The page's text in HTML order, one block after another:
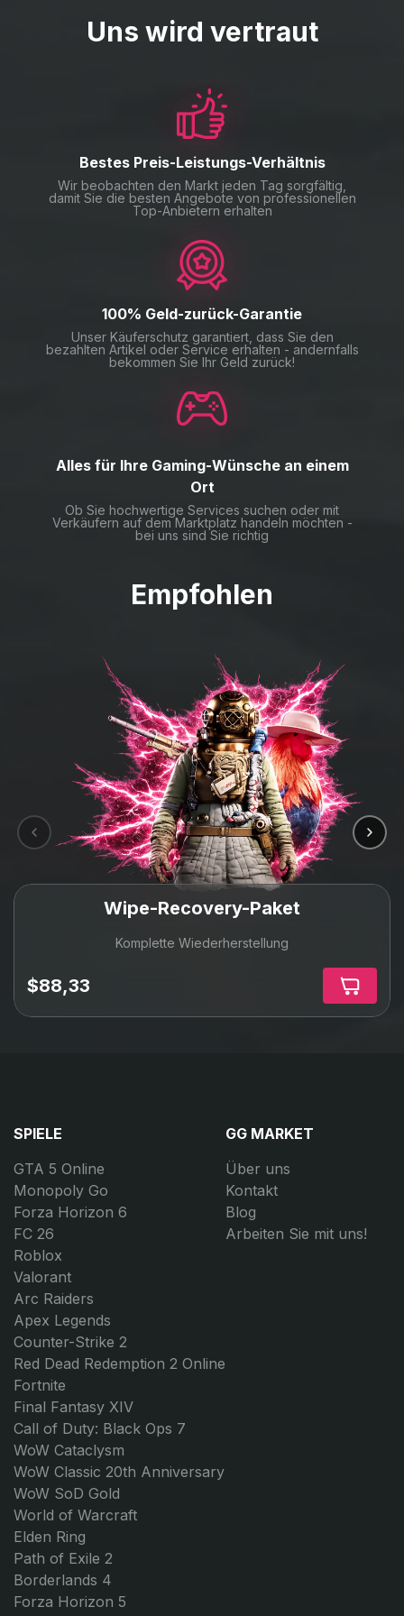
Uns wird vertraut
Bestes Preis-Leistungs-Verhältnis
Wir beobachten den Markt jeden Tag sorgfältig,
damit Sie die besten Angebote von professionellen
Top-Anbietern erhalten
100% Geld-zurück-Garantie
Unser Käuferschutz garantiert, dass Sie den
bezahlten Artikel oder Service erhalten - andernfalls
bekommen Sie Ihr Geld zurück!
Alles für Ihre Gaming-Wünsche an einem
Ort
Ob Sie hochwertige Services suchen oder mit
Verkäufern auf dem Marktplatz handeln möchten -
bei uns sind Sie richtig
Empfohlen
Wipe-Recovery-Paket
Komplette Wiederherstellung
$88,33
SPIELE
GTA 5 Online
Monopoly Go
Forza Horizon 6
FC 26
Roblox
Valorant
Arc Raiders
Apex Legends
Counter-Strike 2
Red Dead Redemption 2 Online
Fortnite
Final Fantasy XIV
Call of Duty: Black Ops 7
WoW Cataclysm
WoW Classic 20th Anniversary
WoW SoD Gold
World of Warcraft
Elden Ring
Path of Exile 2
Borderlands 4
Forza Horizon 5
GG MARKET
Über uns
Kontakt
Blog
Arbeiten Sie mit uns!